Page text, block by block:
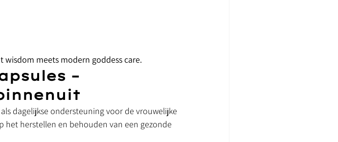
wisdom meets modern goddess care.
–
dagelijkse ondersteuning voor de vrouwelijke
het herstellen en behouden van een gezonde